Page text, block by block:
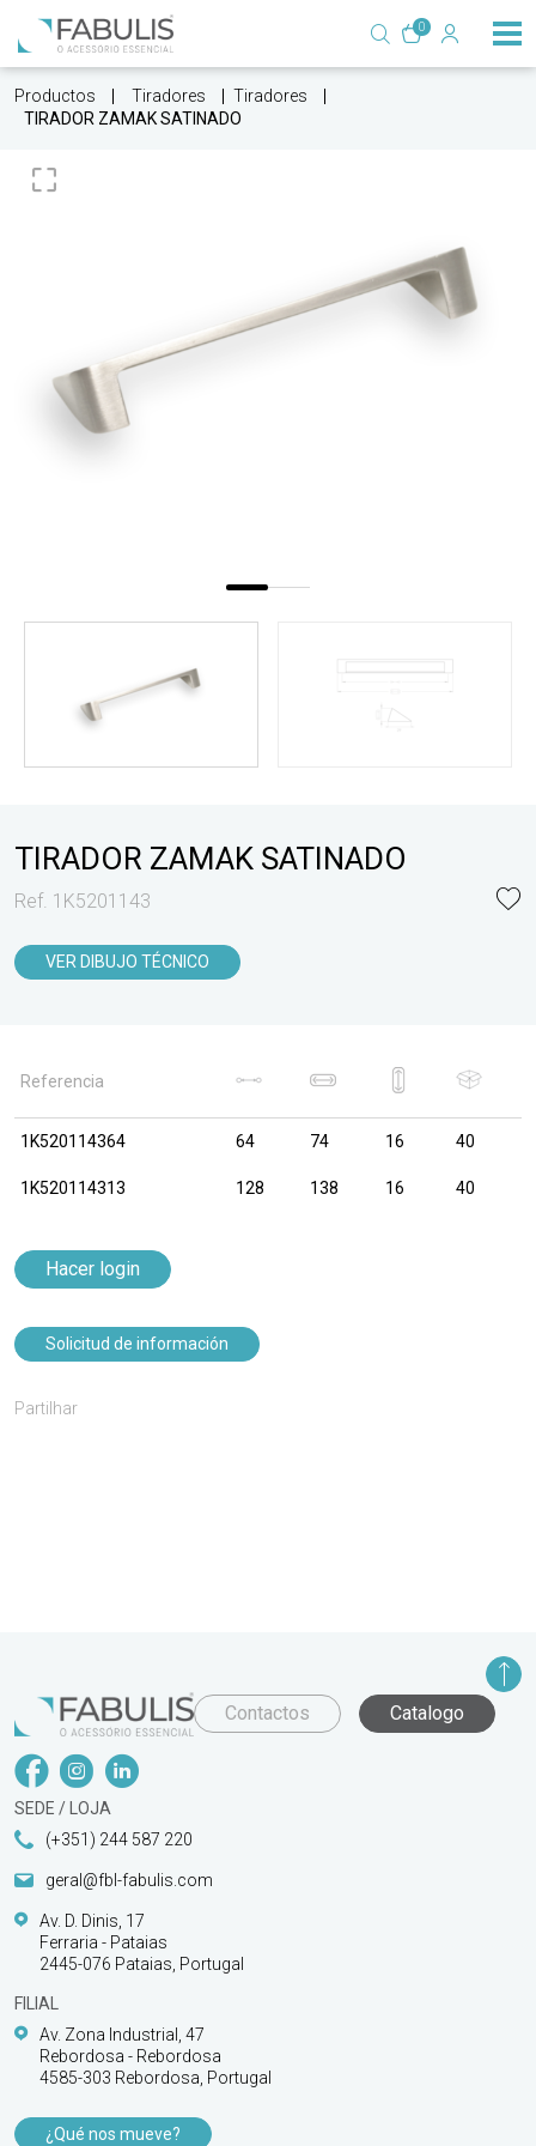
0
Productos Tiradores
Tiradores
TIRADOR ZAMAK SATINADO
TIRADOR ZAMAK SATINADO
Ref. 1K5201143
VER DIBUJO TÉCNICO
Referencia
1K520114364 64 74 16 40
1K520114313 128 138 16 40
Hacer login
Solicitud de información
Partilhar
Contactos Catalogo
SEDE / LOJA
(+351) 244 587 220
geral@fbl-fabulis.com
Av. D. Dinis, 17
Ferraria - Pataias
2445-076 Pataias, Portugal
FILIAL
Av. Zona Industrial, 47
Rebordosa - Rebordosa
4585-303 Rebordosa, Portugal
¿Qué nos mueve?